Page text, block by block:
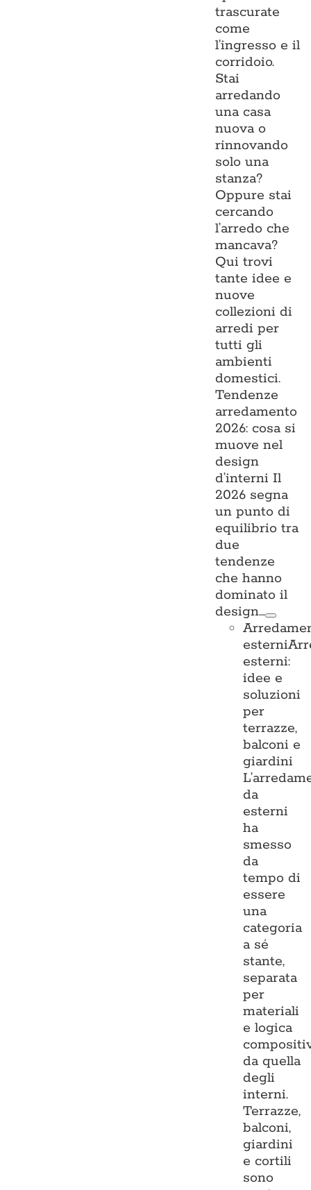
trascurate
come
l’ingresso e il
corridoio.
Stai
arredando
una casa
nuova o
rinnovando
solo una
stanza?
Oppure stai
cercando
l’arredo che
mancava?
Qui trovi
tante idee e
nuove
collezioni di
arredi per
tutti gli
ambienti
domestici.
Tendenze
arredamento
2026: cosa si
muove nel
design
d’interni Il
2026 segna
un punto di
equilibrio tra
due
tendenze
che hanno
dominato il
design…
esterni
esterni:
idee e
soluzioni
per
terrazze,
balconi e
giardini
da
esterni
ha
smesso
da
tempo di
essere
una
categoria
a sé
stante,
separata
per
materiali
e logica
da quella
degli
interni.
Terrazze,
balconi,
giardini
e cortili
sono